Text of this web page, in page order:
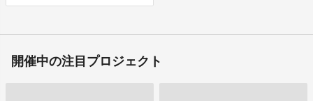
開催中の注目プロジェクト